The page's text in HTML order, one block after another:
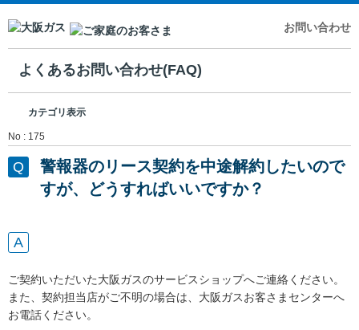
お問い合わせ
よくあるお問い合わせ(FAQ)
カテゴリ表示
No : 175
警報器のリース契約を中途解約したいので
すが、どうすればいいですか？
ご契約いただいた大阪ガスのサービスショップへご連絡ください。
また、契約担当店がご不明の場合は、大阪ガスお客さまセンターへ
お電話ください。